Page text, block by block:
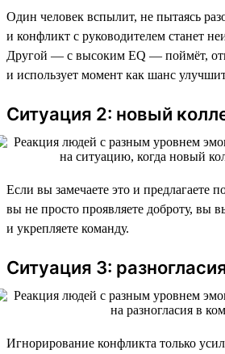
Один человек вспылит, не пытаясь
и конфликт с руководителем станет
Другой — с высоким EQ — поймёт,
и использует момент как шанс
Ситуация 2: новый
Если вы замечаете это и предлагаете
вы не просто проявляете доброту, вы
и укрепляете команду.
Ситуация 3:
Игнорирование конфликта только